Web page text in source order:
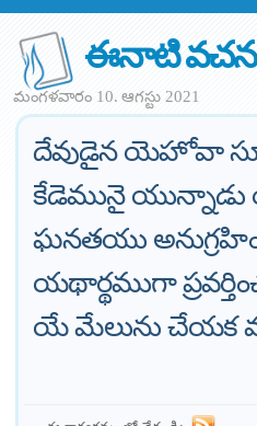
ఈనాటి
మంగళవారం 10. ఆగస్టు 2021
దేవుడైన యెహోవా
కేడెమునై
ఘనతయు
యథార్థముగా
యే మేలును చేయక